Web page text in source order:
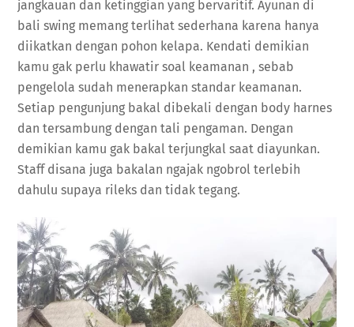
jangkauan dan ketinggian yang bervaritif. Ayunan di
bali swing memang terlihat sederhana karena hanya
diikatkan dengan pohon kelapa. Kendati demikian
kamu gak perlu khawatir soal keamanan , sebab
pengelola sudah menerapkan standar keamanan.
Setiap pengunjung bakal dibekali dengan body harnes
dan tersambung dengan tali pengaman. Dengan
demikian kamu gak bakal terjungkal saat diayunkan.
Staff disana juga bakalan ngajak ngobrol terlebih
dahulu supaya rileks dan tidak tegang.